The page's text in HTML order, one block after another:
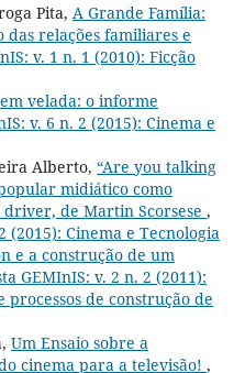
Pita, A Grande Família:
das relações familiares e
v. 1 n. 1 (2010): Ficção
velada: o informe
v. 6 n. 2 (2015): Cinema e
Alberto, “Are you talking
midiático como
de Martin Scorsese ,
(2015): Cinema e Tecnologia
e a construção de um
GEMInIS: v. 2 n. 2 (2011):
de construção de
Um Ensaio sobre a
cinema para a televisão! ,